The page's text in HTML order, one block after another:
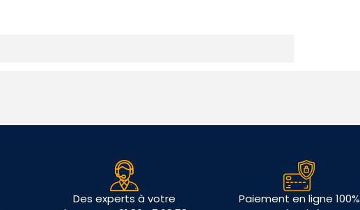
Des experts à votre
Paiement en ligne 100%